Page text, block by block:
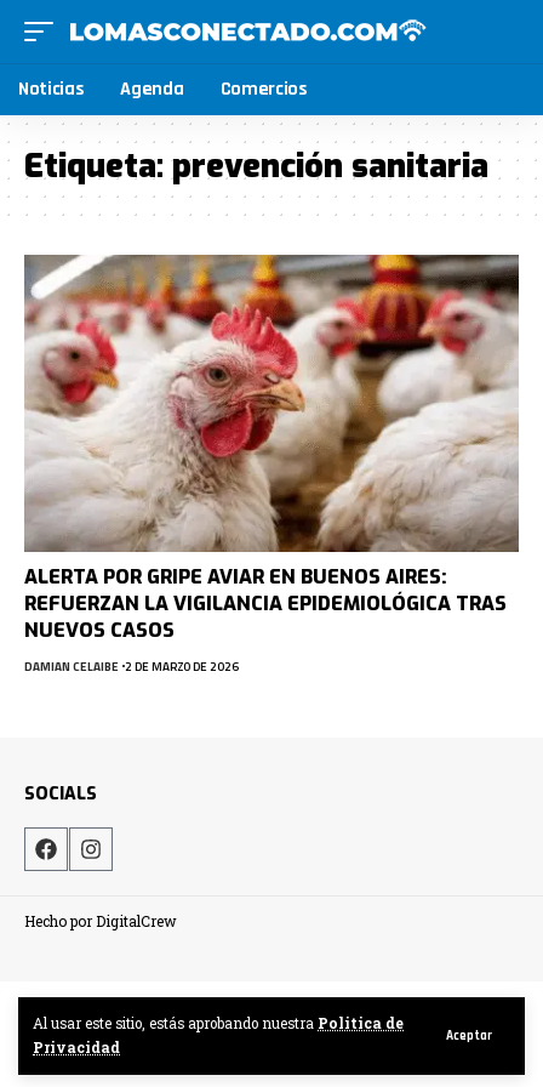
Al usar este sitio, estás aprobando nuestra Politica de
Privacidad
Aceptar
Noticias Agenda Comercios
Etiqueta:prevención sanitaria
ALERTA POR GRIPE AVIAR EN BUENOS AIRES:
REFUERZAN LA VIGILANCIA EPIDEMIOLÓGICA TRAS
NUEVOS CASOS
DAMIAN CELAIBE 2 DE MARZO DE 2026
SOCIALS
Hecho por DigitalCrew